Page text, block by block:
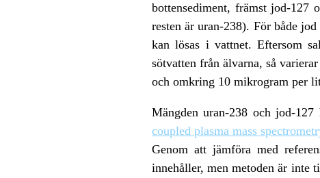
bottensediment, främst jod-127
resten är uran-238). För både
kan lösas i vattnet. Eftersom
sötvatten från älvarna, så
och omkring 10 mikrogram per
Mängden uran-238 och jod-
coupled plasma mass
Genom att jämföra med
innehåller, men metoden är inte